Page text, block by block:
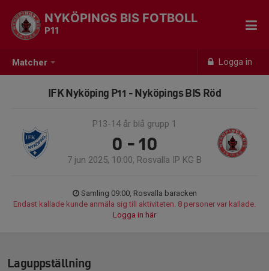
Matcher Logga in
NYKÖPINGS BIS FOTBOLL
P11
IFK Nyköping P11 - Nyköpings BIS Röd
P13-14 år blå grupp 1
0 - 10
7 jun 2025, 10:00, Rosvalla IP KG B
Samling 09:00, Rosvalla baracken
Endast kallade kunde anmäla sig till aktiviteten. 8 personer var kallade.
Logga in här
Laguppställning